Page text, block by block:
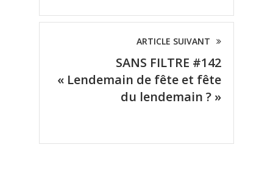
ARTICLE SUIVANT
SANS FILTRE #142
« Lendemain de fête et fête
du lendemain ? »